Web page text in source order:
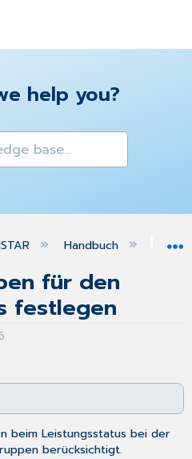
help you?
global hierarchy
Handbuch
für den
festlegen
beimLeistungsstatus bei der
berücksichtigt.